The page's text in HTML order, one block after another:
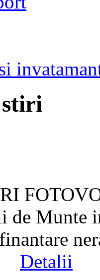
de Munte
Detalii